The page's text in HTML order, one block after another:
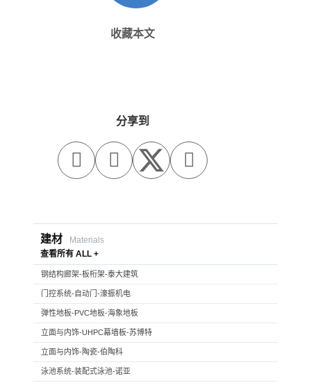
收藏本文
分享到
  
建材
Materials
查看所有 ALL +
钢结构廊架-板桁架-泰大建筑
门控系统-自动门-濠振机电
弹性地板-PVC地板-海象地板
立面与内饰-UHPC幕墙板-苏博特
立面与内饰-陶瓷-伯陶科
泳池系统-装配式泳池-诺亚